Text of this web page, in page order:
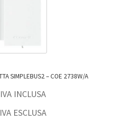
CITOFONO MINI CON CORNETTA SIMPLEBUS2 – COE 2738W/A
IVA INCLUSA
IVA ESCLUSA